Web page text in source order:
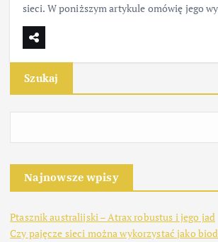
sieci. W poniższym artykule omówię jego
Szukaj
Najnowsze wpisy
Ptasznik australijski – Atrax robustus i jego jad
Czy pajęcze sieci można wykorzystać jako